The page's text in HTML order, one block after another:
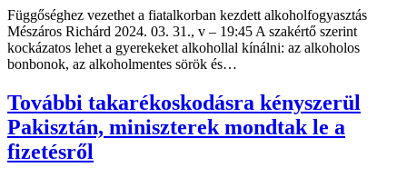
Függőséghez vezethet a fiatalkorban kezdett alkoholfogyasztás
Mészáros Richárd 2024. 03. 31., v – 19:45 A szakértő szerint
kockázatos lehet a gyerekeket alkohollal kínálni: az alkoholos
bonbonok, az alkoholmentes sörök és…
További takarékoskodásra kényszerül
Pakisztán, miniszterek mondtak le a
fizetésről